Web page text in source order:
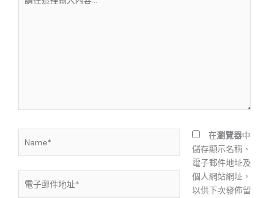
在
在瀏覽器中
儲存顯示名稱、
電子郵件地址及
個人網站網址，
以供下次發佈留